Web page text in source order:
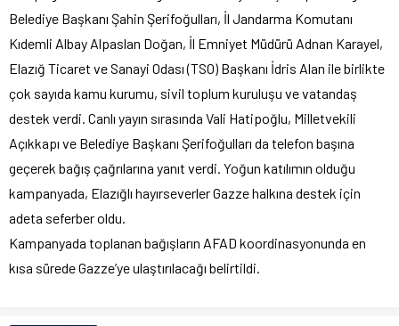
Belediye Başkanı Şahin Şerifoğulları, İl Jandarma Komutanı
Kıdemli Albay Alpaslan Doğan, İl Emniyet Müdürü Adnan Karayel,
Elazığ Ticaret ve Sanayi Odası (TSO) Başkanı İdris Alan ile birlikte
çok sayıda kamu kurumu, sivil toplum kuruluşu ve vatandaş
destek verdi. Canlı yayın sırasında Vali Hatipoğlu, Milletvekili
Açıkkapı ve Belediye Başkanı Şerifoğulları da telefon başına
geçerek bağış çağrılarına yanıt verdi. Yoğun katılımın olduğu
kampanyada, Elazığlı hayırseverler Gazze halkına destek için
adeta seferber oldu.
Kampanyada toplanan bağışların AFAD koordinasyonunda en
kısa sürede Gazze’ye ulaştırılacağı belirtildi.